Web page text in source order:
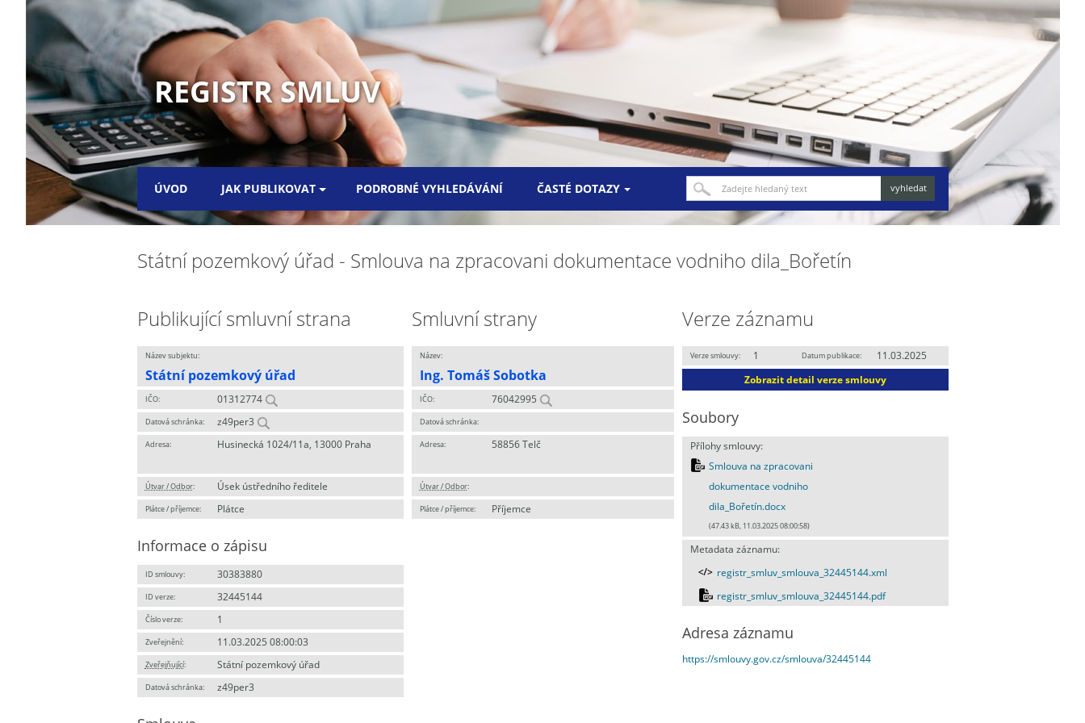
REGISTR SMLUV
ÚVOD JAK PUBLIKOVAT PODROBNÉ VYHLEDÁVÁNÍ ČASTÉ DOTAZY
Státní pozemkový úřad - Smlouva na zpracovani dokumentace vodniho dila_Bořetín
Publikující smluvní strana
Název subjektu:
Státní pozemkový úřad
IČO: 01312774
Datová schránka: z49per3
Adresa: Husinecká 1024/11a, 13000 Praha
Útvar / Odbor: Úsek ústředního ředitele
Plátce / příjemce: Plátce
Informace o zápisu
ID smlouvy: 30383880
ID verze: 32445144
Číslo verze: 1
Zveřejnění: 11.03.2025 08:00:03
Zveřejňující: Státní pozemkový úřad
Datová schránka: z49per3
Smluvní strany
Název:
Ing. Tomáš Sobotka
IČO: 76042995
Datová schránka:
Adresa: 58856 Telč
Útvar / Odbor:
Plátce / příjemce: Příjemce
Verze záznamu
Verze smlouvy: 1 Datum publikace:
11.03.2025
Zobrazit detail verze smlouvy
Soubory
Přílohy smlouvy:
Smlouva na zpracovani
dokumentace vodniho
dila_Bořetín.docx
(47.43 kB, 11.03.2025 08:00:58)
Metadata záznamu:
registr_smluv_smlouva_32445144.xml
registr_smluv_smlouva_32445144.pdf
Adresa záznamu
https://smlouvy.gov.cz/smlouva/32445144